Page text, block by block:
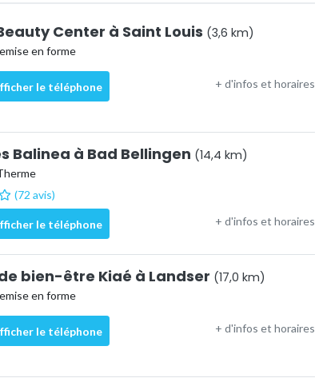
Center à Saint Louis (3,6 km)
en forme
le téléphone + d'infos et horaires
Balinea à Bad Bellingen (14,4 km)
(72 avis)
le téléphone + d'infos et horaires
bien-être Kiaé à Landser (17,0 km)
en forme
le téléphone + d'infos et horaires